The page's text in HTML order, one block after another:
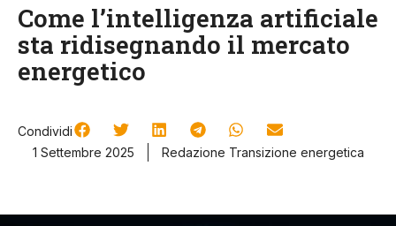
Come l’intelligenza artificiale
sta ridisegnando il mercato
energetico
Condividi
1 Settembre 2025
Redazione Transizione energetica